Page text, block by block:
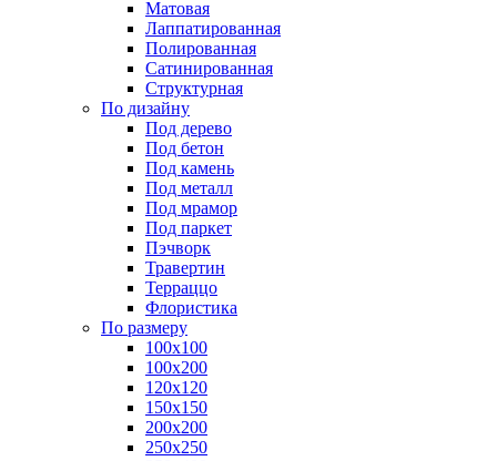
Матовая
Лаппатированная
Полированная
Сатинированная
Структурная
По дизайну
Под дерево
Под бетон
Под камень
Под металл
Под мрамор
Под паркет
Пэчворк
Травертин
Терраццо
Флористика
По размеру
100х100
100х200
120х120
150х150
200х200
250х250